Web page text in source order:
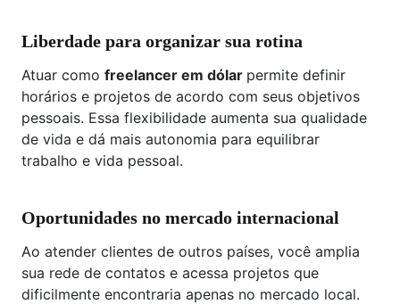
Liberdade para organizar sua rotina
Atuar como freelancer em dólar permite definir
horários e projetos de acordo com seus objetivos
pessoais. Essa flexibilidade aumenta sua qualidade
de vida e dá mais autonomia para equilibrar
trabalho e vida pessoal.
Oportunidades no mercado internacional
Ao atender clientes de outros países, você amplia
sua rede de contatos e acessa projetos que
dificilmente encontraria apenas no mercado local.